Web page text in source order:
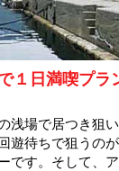
１日満喫プラ
浅場で居つき狙
遊待ちで狙うの
です。そして、